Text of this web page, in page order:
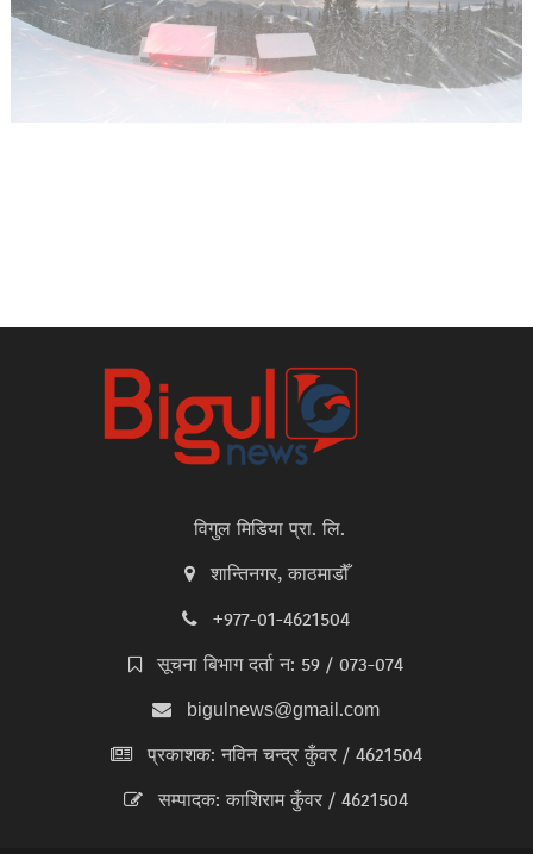
विगुल मिडिया प्रा. लि.
शान्तिनगर, काठमाडौँ
+977-01-4621504
सूचना बिभाग दर्ता न: 59 / 073-074
bigulnews@gmail.com
प्रकाशक: नविन चन्द्र कुँवर / 4621504
सम्पादक: काशिराम कुँवर / 4621504